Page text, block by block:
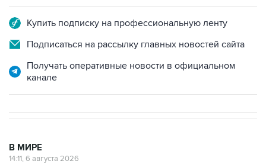
Купить подписку на профессиональную ленту
Подписаться на рассылку главных новостей сайта
Получать оперативные новости в официальном
канале
В МИРЕ
14:11, 6 августа 2026